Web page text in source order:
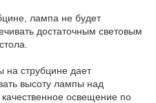
лампа не будет
достаточным световым
на струбцине дает
высоту лампы над
освещение по